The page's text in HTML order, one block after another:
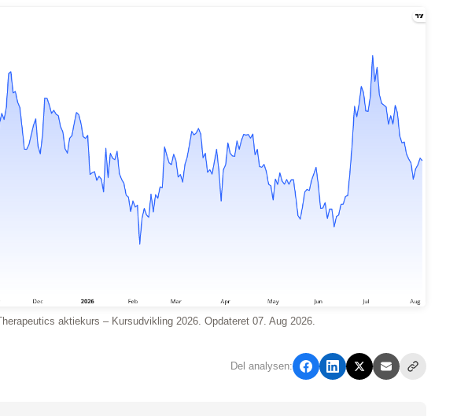
aktiekurs – Kursudvikling 2026. Opdateret 07. Aug 2026.
Del analysen: